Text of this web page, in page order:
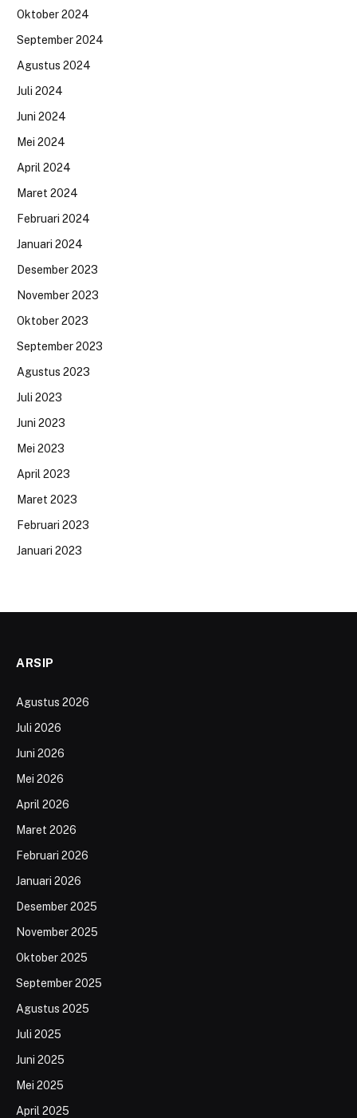
Oktober 2024
September 2024
Agustus 2024
Juli 2024
Juni 2024
Mei 2024
April 2024
Maret 2024
Februari 2024
Januari 2024
Desember 2023
November 2023
Oktober 2023
September 2023
Agustus 2023
Juli 2023
Juni 2023
Mei 2023
April 2023
Maret 2023
Februari 2023
Januari 2023
ARSIP
Agustus 2026
Juli 2026
Juni 2026
Mei 2026
April 2026
Maret 2026
Februari 2026
Januari 2026
Desember 2025
November 2025
Oktober 2025
September 2025
Agustus 2025
Juli 2025
Juni 2025
Mei 2025
April 2025